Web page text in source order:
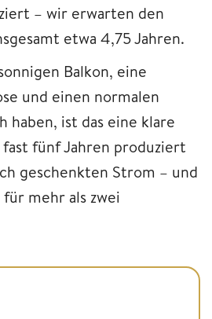
– wir erwarten den
etwa 4,75 Jahren.
Balkon, eine
und einen normalen
haben, ist das eine klare
fünf Jahren produziert
geschenkten Strom – und
mehr als zwei